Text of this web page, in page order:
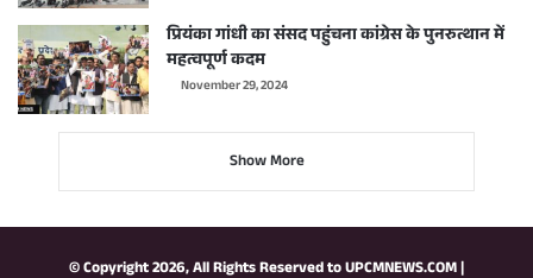
प्रियंका गांधी का संसद पहुंचना कांग्रेस के पुनरुत्थान में
महत्वपूर्ण कदम
November 29, 2024
Show More
© Copyright 2026, All Rights Reserved toUPCMNEWS.COM|